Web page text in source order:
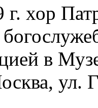
г. хор
в
ул.